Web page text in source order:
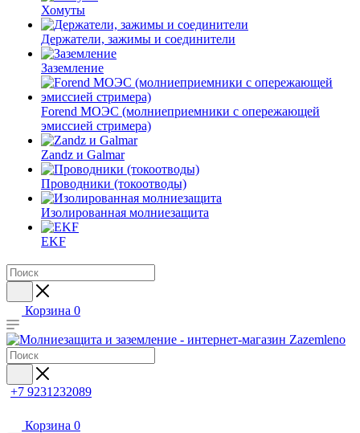
Хомуты
Держатели, зажимы и соединители
Заземление
Forend МОЭС (молниеприемники с опережающей
эмиссией стримера)
Zandz и Galmar
Проводники (токоотводы)
Изолированная молниезащита
EKF
Корзина 0
+7 9231232089
Корзина 0